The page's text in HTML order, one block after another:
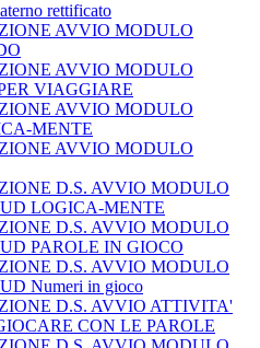
rettificato
AVVIO MODULO
AVVIO MODULO
VIAGGIARE
AVVIO MODULO
MENTE
AVVIO MODULO
D.S. AVVIO MODULO
LOGICA-MENTE
D.S. AVVIO MODULO
PAROLE IN GIOCO
D.S. AVVIO MODULO
Numeri in gioco
D.S. AVVIO ATTIVITA'
CON LE PAROLE